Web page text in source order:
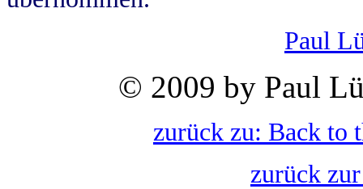
Paul
© 2009 by Paul
zurück zu: Back to
zurück